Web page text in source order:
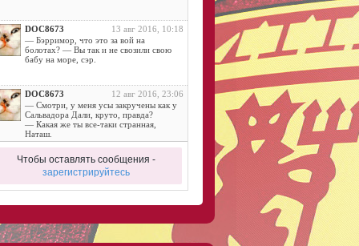
DOC8673
13 авг 2016, 10:18
— Бэрримор, что это за вой на
болотах? — Вы так и не свозили свою
бабу на море, сэр.
DOC8673
12 авг 2016, 23:06
— Смотри, у меня усы закручены как у
Сальвадора Дали, круто, правда?
— Какая же ты все-таки странная,
Наташ.
DOC8673
11 авг 2016, 14:42
- Ну, отдалась… И где небо?.. Где
DOC8673
11 авг 2016, 11:52
Чтобы оставлять сообщения -
зарегистрируйтесь